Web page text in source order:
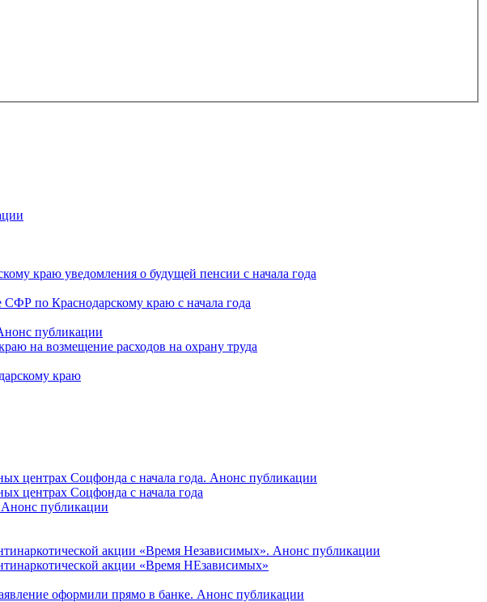
краю уведомления о будущей пенсии с начала года
СФР по Краснодарскому краю с начала года
публикации
на возмещение расходов на охрану труда
краю
центрах Соцфонда с начала года. Анонс публикации
центрах Соцфонда с начала года
Анонс публикации
акции «Время Независимых». Анонс публикации
акции «Время НЕзависимых»
оформили прямо в банке. Анонс публикации